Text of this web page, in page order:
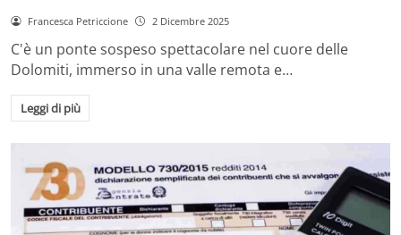
Francesca Petriccione 2 Dicembre 2025
C'è un ponte sospeso spettacolare nel cuore delle
Dolomiti, immerso in una valle remota e…
Leggi di più